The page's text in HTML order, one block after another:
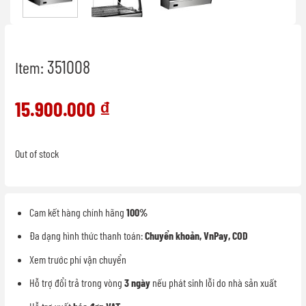
Item: 351008
15.900.000 ₫
Out of stock
Cam kết hàng chính hãng 100%
Đa dạng hình thức thanh toán:Chuyển khoản, VnPay, COD
Xem trước phí vận chuyển
Hỗ trợ đổi trả trong vòng 3 ngày nếu phát sinh lỗi do nhà sản xuất